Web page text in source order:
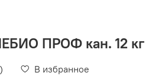
ПРОФ кан. 12 кг
В избранное